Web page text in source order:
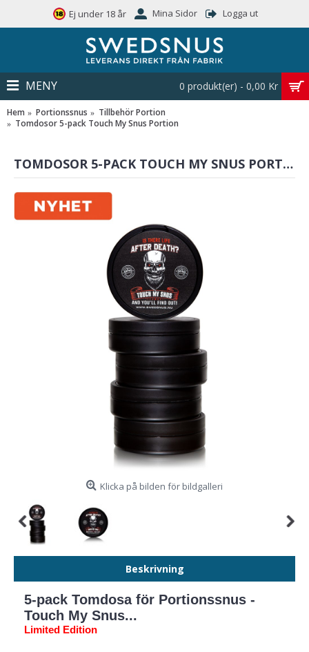
Ej under 18 år Mina Sidor Logga ut
0 produkt(er) - 0,00 Kr
MENY
Hem Portionssnus
Tillbehör Portion
Tomdosor 5-pack Touch My Snus Portion
TOMDOSOR 5-PACK TOUCH MY SNUS PORTION
Klicka på bilden för bildgalleri
Beskrivning
5-pack Tomdosa för Portionssnus -
Touch My Snus...
Limited Edition